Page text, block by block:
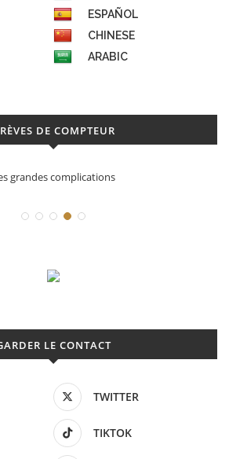
ESPAÑOL
CHINESE
ARABIC
DE COMPTEUR
grandes complications
LE CONTACT
TWITTER
TIKTOK